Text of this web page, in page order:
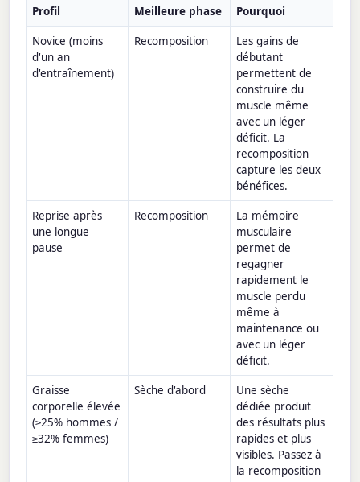
Profil Meilleure phase Pourquoi
Novice (moins
d'un an
d'entraînement)
Recomposition
Les gains de
débutant
permettent de
construire du
muscle même
avec un léger
déficit. La
recomposition
capture les deux
bénéfices.
Reprise après
une longue
pause
Recomposition
La mémoire
musculaire
permet de
regagner
rapidement le
muscle perdu
même à
maintenance ou
avec un léger
déficit.
Graisse
corporelle élevée
(≥25% hommes /
≥32% femmes)
Sèche d'abord
Une sèche
dédiée produit
des résultats plus
rapides et plus
visibles. Passez à
la recomposition